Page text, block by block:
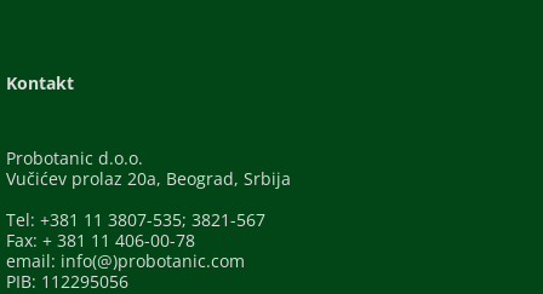
Kontakt
Probotanic d.o.o.
Vučićev prolaz 20a, Beograd, Srbija
Tel: +381 11 3807-535; 3821-567
Fax: + 381 11 406-00-78
email: info(@)probotanic.com
PIB: 112295056